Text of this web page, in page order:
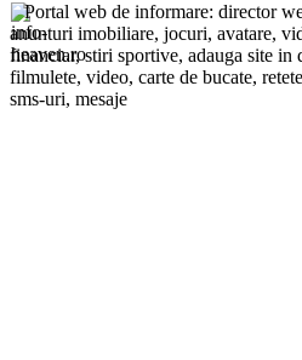
Portal web de informare: director
anunturi imobiliare, jocuri, avatare,
financiar, stiri sportive, adauga site in
filmulete, video, carte de bucate,
sms-uri, mesaje